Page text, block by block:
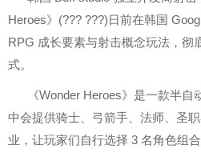
Heroes》(??? ???)日前在韩国
RPG 成长要素与射击概念玩法，彻
式。
《Wonder Heroes》是一款半
中会提供骑士、弓箭手、法师、圣
业，让玩家们自行选择 3 名角色组